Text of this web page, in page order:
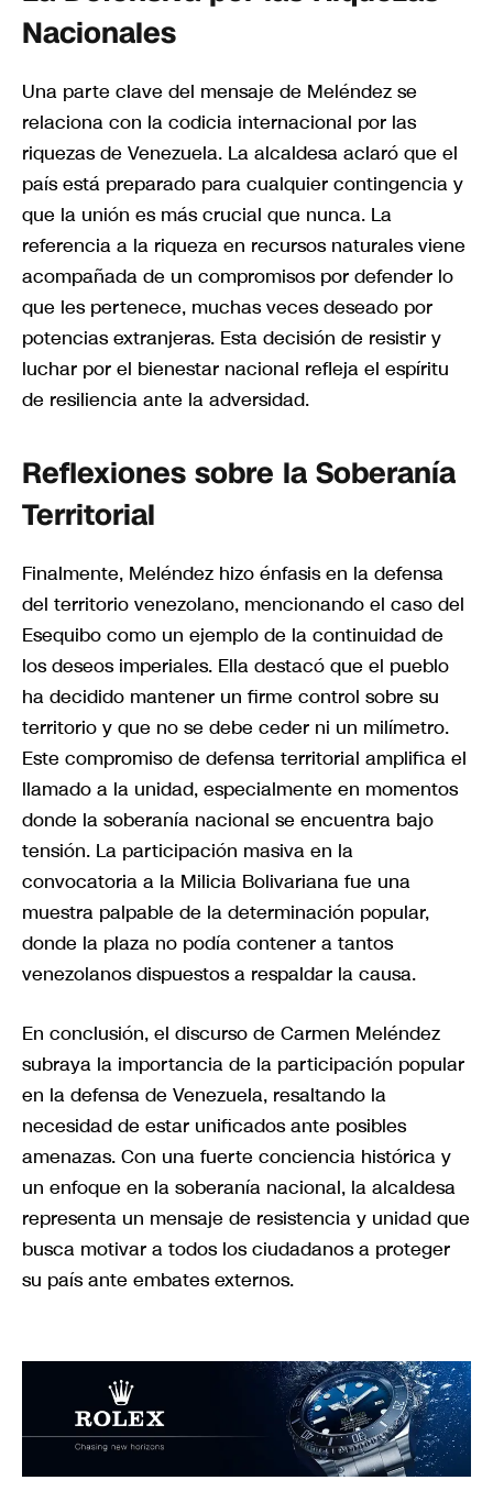
Nacionales
Una parte clave del mensaje de Meléndez se
relaciona con la codicia internacional por las
riquezas de Venezuela. La alcaldesa aclaró que el
país está preparado para cualquier contingencia y
que la unión es más crucial que nunca. La
referencia a la riqueza en recursos naturales viene
acompañada de un compromisos por defender lo
que les pertenece, muchas veces deseado por
potencias extranjeras. Esta decisión de resistir y
luchar por el bienestar nacional refleja el espíritu
de resiliencia ante la adversidad.
Reflexiones sobre la Soberanía
Territorial
Finalmente, Meléndez hizo énfasis en la defensa
del territorio venezolano, mencionando el caso del
Esequibo como un ejemplo de la continuidad de
los deseos imperiales. Ella destacó que el pueblo
ha decidido mantener un firme control sobre su
territorio y que no se debe ceder ni un milímetro.
Este compromiso de defensa territorial amplifica el
llamado a la unidad, especialmente en momentos
donde la soberanía nacional se encuentra bajo
tensión. La participación masiva en la
convocatoria a la Milicia Bolivariana fue una
muestra palpable de la determinación popular,
donde la plaza no podía contener a tantos
venezolanos dispuestos a respaldar la causa.
En conclusión, el discurso de Carmen Meléndez
subraya la importancia de la participación popular
en la defensa de Venezuela, resaltando la
necesidad de estar unificados ante posibles
amenazas. Con una fuerte conciencia histórica y
un enfoque en la soberanía nacional, la alcaldesa
representa un mensaje de resistencia y unidad que
busca motivar a todos los ciudadanos a proteger
su país ante embates externos.